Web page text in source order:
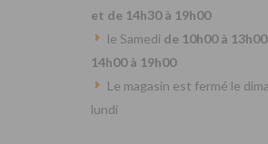
et de 14h30 à 19h00
le Samedi de 10h00 à
14h00 à 19h00
Le magasin est fermé le
lundi